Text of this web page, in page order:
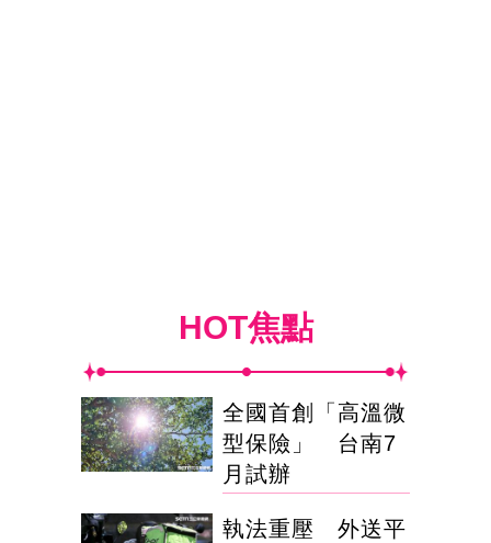
HOT焦點
全國首創「高溫微
型保險」 台南7
月試辦
執法重壓 外送平